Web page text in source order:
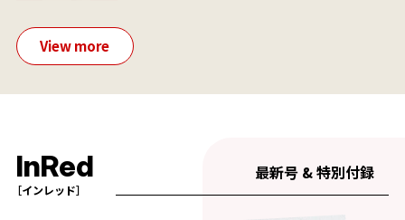
View more
InRed
［インレッド］
最新号 & 特別付録